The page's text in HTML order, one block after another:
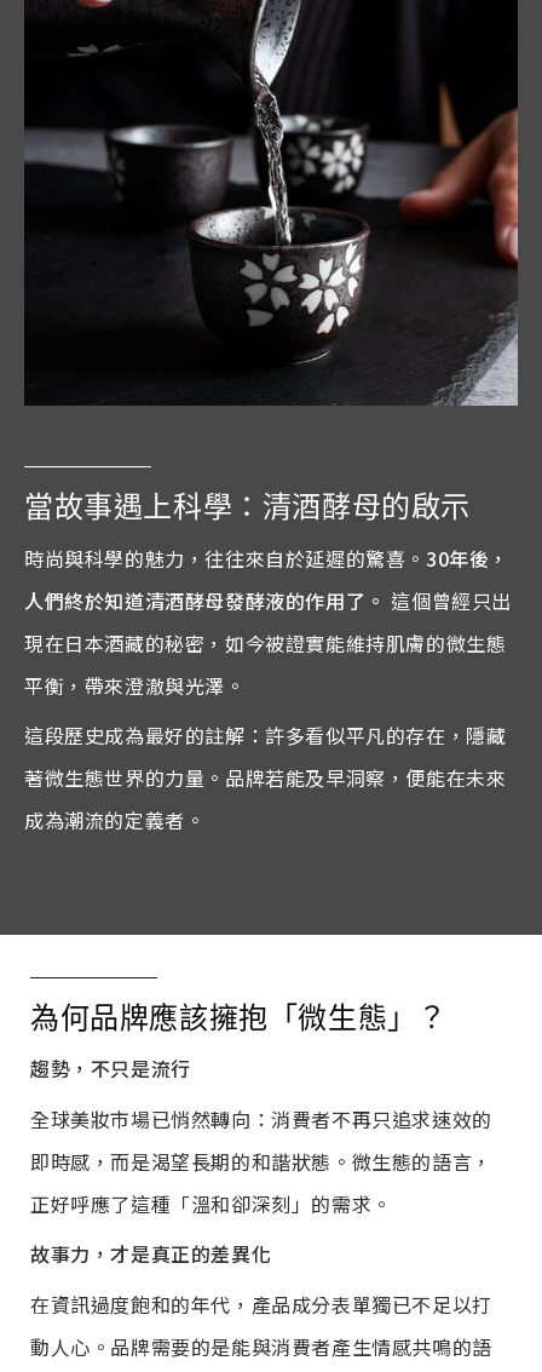
當故事遇上科學：清酒酵母的啟示
時尚與科學的魅力，往往來自於延遲的驚喜。30年後，
人們終於知道清酒酵母發酵液的作用了。 這個曾經只出
現在日本酒藏的秘密，如今被證實能維持肌膚的微生態
平衡，帶來澄澈與光澤。
這段歷史成為最好的註解：許多看似平凡的存在，隱藏
著微生態世界的力量。品牌若能及早洞察，便能在未來
成為潮流的定義者。
為何品牌應該擁抱「微生態」？
趨勢，不只是流行
全球美妝市場已悄然轉向：消費者不再只追求速效的
即時感，而是渴望長期的和諧狀態。微生態的語言，
正好呼應了這種「溫和卻深刻」的需求。
故事力，才是真正的差異化
在資訊過度飽和的年代，產品成分表單獨已不足以打
動人心。品牌需要的是能與消費者產生情感共鳴的語